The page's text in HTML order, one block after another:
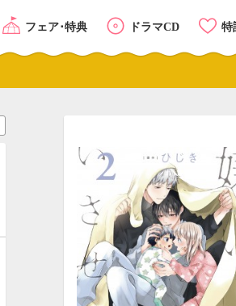
フェア･特典 ドラマCD 特